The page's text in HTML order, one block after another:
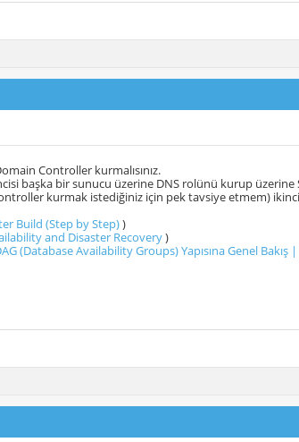
Controller kurmalısınız.
başka bir sunucu üzerine DNS rolünü kurup üzerine
kurmak istediğiniz için pek tavsiye etmem)
Build (Step by Step))
and Disaster Recovery)
(Database Availability Groups) Yapısına Genel Bakış